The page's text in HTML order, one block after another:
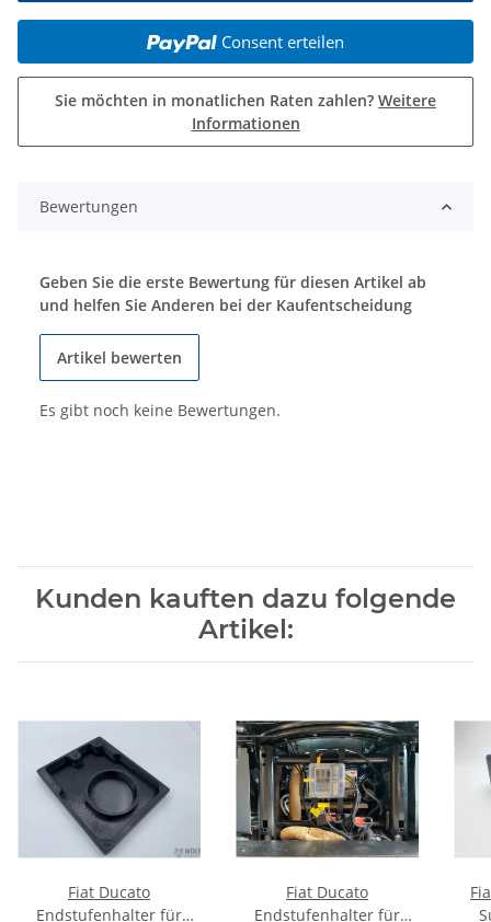
Consent erteilen
Sie möchten in monatlichen Raten zahlen? Weitere
Informationen
Bewertungen
Geben Sie die erste Bewertung für diesen Artikel ab
und helfen Sie Anderen bei der Kaufentscheidung
Artikel bewerten
Es gibt noch keine Bewertungen.
Kunden kauften dazu folgende
Artikel:
Fiat Ducato
Endstufenhalter für
Fiat Ducato
Endstufenhalter für